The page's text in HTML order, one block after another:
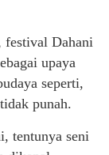
festival Dahani
upaya
seperti,
punah.
tentunya seni